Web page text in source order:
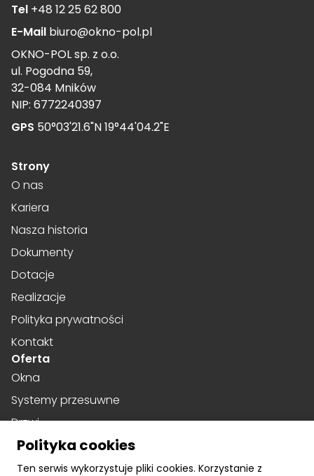
Polityka cookies
Ten serwis wykorzystuje pliki cookies. Korzystanie z
Tel +48 12 25 62 800
E-Mail biuro@okno-pol.pl
OKNO-POL sp. z o.o.
ul. Pogodna 59,
32-084 Mników
NIP: 6772240397
GPS 50°03'21.6"N 19°44'04.2"E
Strony
O nas
Kariera
Nasza historia
Dokumenty
Dotacje
Realizacje
Polityka prywatności
Kontakt
Oferta
Okna
Systemy przesuwne
Drzwi
Drzwi harmonijkowe
Social media